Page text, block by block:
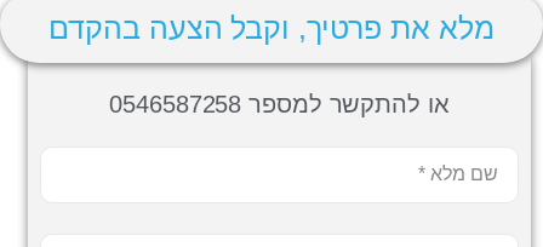
מלא את פרטיך, וקבל הצעה בהקדם
או להתקשר למספר 0546587258